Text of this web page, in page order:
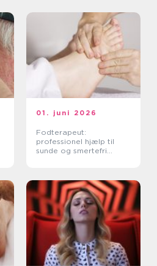
01. juni 2026
Fodterapeut:
professionel hjælp til
sunde og smertefri